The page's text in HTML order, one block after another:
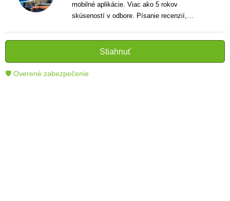
mobilné aplikácie. Viac ako 5 rokov
skúseností v odbore. Písanie recenzií,
informatívnych textov, ktoré pomáhajú
čitateľom lepšie porozumieť a využiť moderné
technológie.
Stiahnuť
🛡 Overené zabezpečenie